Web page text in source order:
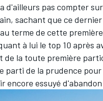
d'ailleurs pas compter
sachant que ce
terme de cette
à lui le top 10 après
de la toute première
parti de la prudence
encore essuyé